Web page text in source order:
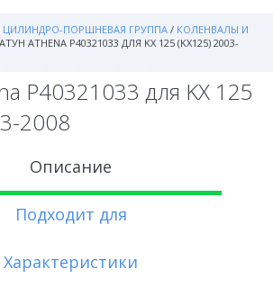
ЦИЛИНДРО-ПОРШНЕВАЯ ГРУППА / КОЛЕНВАЛЫ И
ATHENA P40321033 ДЛЯ KX 125 (KX125) 2003-
P40321033 для KX 125
2008
Описание
Подходит для
Характеристики